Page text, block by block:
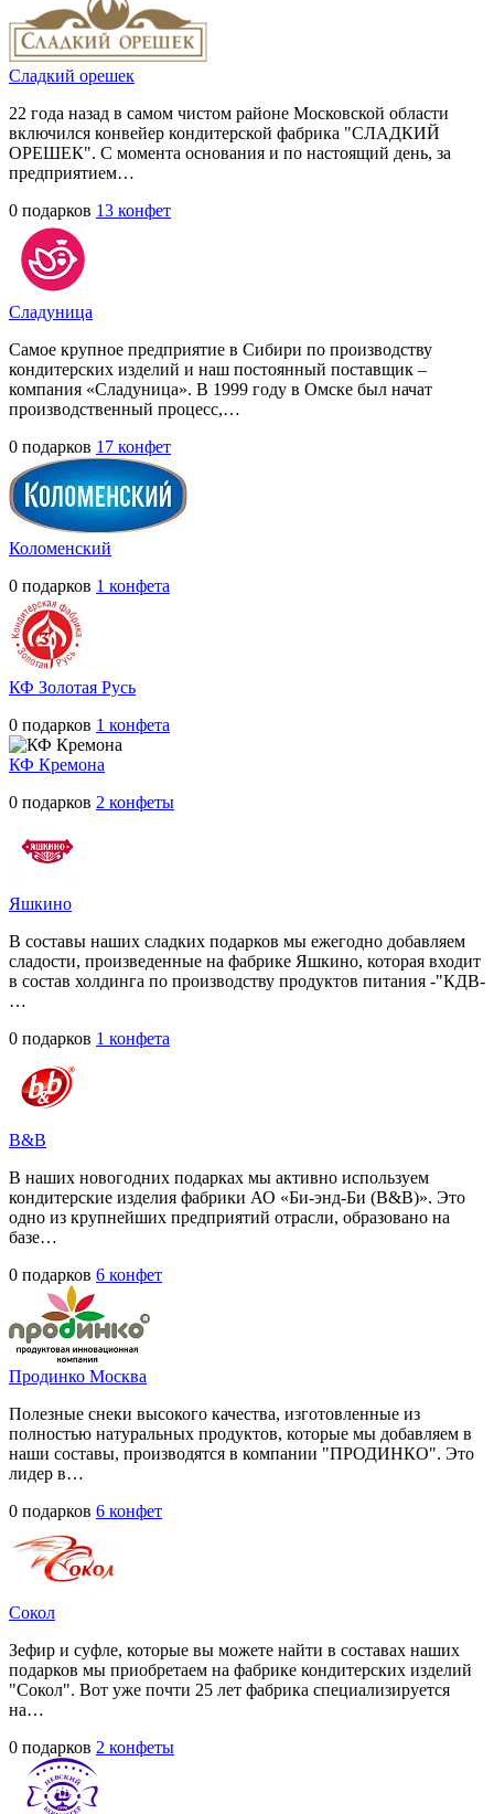
Сладкий орешек
22 года назад в самом чистом районе Московской области
включился конвейер кондитерской фабрика "СЛАДКИЙ
ОРЕШЕК". С момента основания и по настоящий день, за
предприятием…
0 подарков 13 конфет
Сладуница
Самое крупное предприятие в Сибири по производству
кондитерских изделий и наш постоянный поставщик –
компания «Сладуница». В 1999 году в Омске был начат
производственный процесс,…
0 подарков 17 конфет
Коломенский
0 подарков 1 конфета
КФ Золотая Русь
0 подарков 1 конфета
КФ Кремона
0 подарков 2 конфеты
Яшкино
В составы наших сладких подарков мы ежегодно добавляем
сладости, произведенные на фабрике Яшкино, которая входит
в состав холдинга по производству продуктов питания -"КДВ-
…
0 подарков 1 конфета
B&B
В наших новогодних подарках мы активно используем
кондитерские изделия фабрики АО «Би-энд-Би (B&B)». Это
одно из крупнейших предприятий отрасли, образовано на
базе…
0 подарков 6 конфет
Продинко Москва
Полезные снеки высокого качества, изготовленные из
полностью натуральных продуктов, которые мы добавляем в
наши составы, производятся в компании "ПРОДИНКО". Это
лидер в…
0 подарков 6 конфет
Сокол
Зефир и суфле, которые вы можете найти в составах наших
подарков мы приобретаем на фабрике кондитерских изделий
"Сокол". Вот уже почти 25 лет фабрика специализируется
на…
0 подарков 2 конфеты